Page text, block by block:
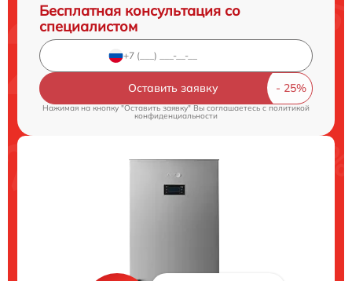
Бесплатная консультация со
специалистом
Оставить заявку
Нажимая на кнопку "Оставить заявку" Вы соглашаетесь cполитикой
конфиденциальности